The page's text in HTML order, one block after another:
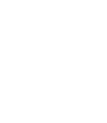
y constante, ideal para
y una larga vida útil.